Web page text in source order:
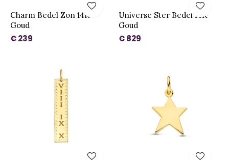
Charm Bedel Zon 14K
Goud
€ 239
Universe Ster Bedel 14K
Goud
€ 829